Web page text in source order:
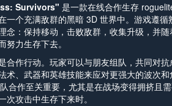
Survivors" 是一款在线合作生存
一个充满敌群的黑暗 3D 世界中。游戏遵循
念：保持移动，击败敌群，收集升级，并
努力生存下去。
合作行动。玩家可以与朋友组队，共同对抗
术、武器和英雄技能来应对更强大的波次和
合作至关重要，尤其是在战场变得拥挤且
次攻击中生存下来时。